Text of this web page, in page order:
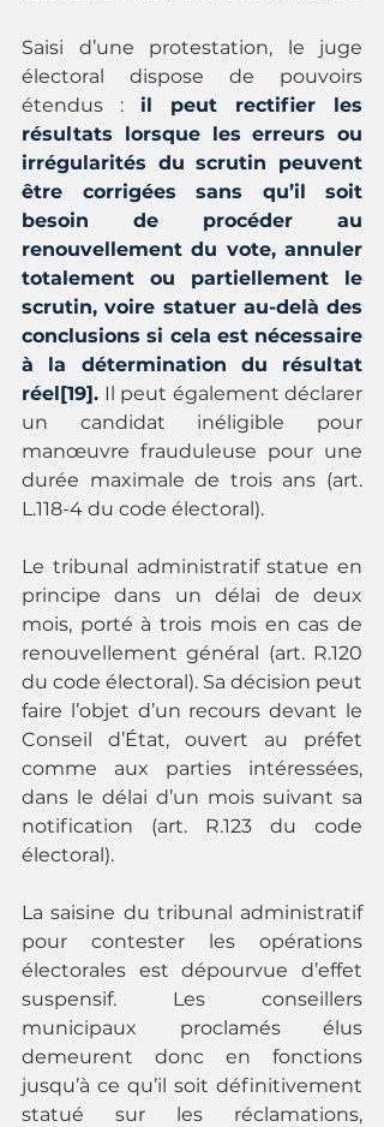
Saisi d’une protestation, le juge
électoral dispose de pouvoirs
étendus : il peut rectifier les
résultats lorsque les erreurs ou
irrégularités du scrutin peuvent
être corrigées sans qu’il soit
besoin de procéder au
renouvellement du vote, annuler
totalement ou partiellement le
scrutin, voire statuer au-delà des
conclusions si cela est nécessaire
à la détermination du résultat
réel[19]. Il peut également déclarer
un candidat inéligible pour
manœuvre frauduleuse pour une
durée maximale de trois ans (art.
L.118-4 du code électoral).
Le tribunal administratif statue en
principe dans un délai de deux
mois, porté à trois mois en cas de
renouvellement général (art. R.120
du code électoral). Sa décision peut
faire l’objet d’un recours devant le
Conseil d’État, ouvert au préfet
comme aux parties intéressées,
dans le délai d’un mois suivant sa
notification (art. R.123 du code
électoral).
La saisine du tribunal administratif
pour contester les opérations
électorales est dépourvue d’effet
suspensif. Les conseillers
municipaux proclamés élus
demeurent donc en fonctions
jusqu’à ce qu’il soit définitivement
statué sur les réclamations,